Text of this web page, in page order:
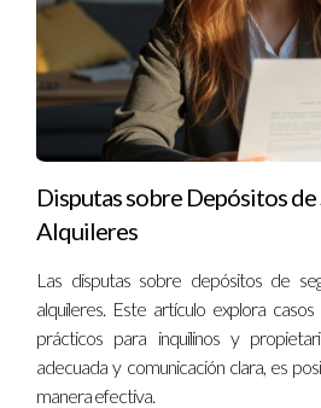
Preguntas Frecuentes
¿Cuánto tiempo toma
nuevo agente inmobiliario?
El tiempo varía según la dedicación y
empleadas; algunos agentes
en tres meses mientras que otros
éxito?
No es estrictamente necesario,
publicidad puede aumentar
oportunidades.
Disputas sobre Depósitos
Alquileres
Las disputas sobre depósitos de
alquileres. Este artículo explora
prácticos para inquilinos y
adecuada y comunicación clara, es
manera efectiva.